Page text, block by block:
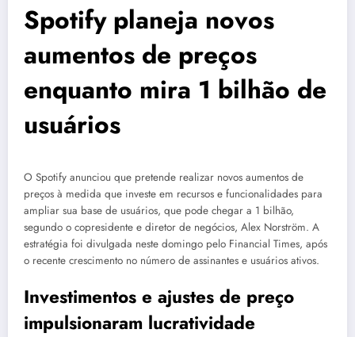
Spotify planeja novos
aumentos de preços
enquanto mira 1 bilhão de
usuários
O Spotify anunciou que pretende realizar novos aumentos de
preços à medida que investe em recursos e funcionalidades para
ampliar sua base de usuários, que pode chegar a 1 bilhão,
segundo o copresidente e diretor de negócios, Alex Norström. A
estratégia foi divulgada neste domingo pelo Financial Times, após
o recente crescimento no número de assinantes e usuários ativos.
Investimentos e ajustes de preço
impulsionaram lucratividade